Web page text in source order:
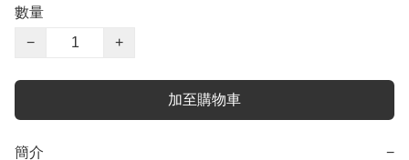
數量
−
+
加至購物車
簡介 −